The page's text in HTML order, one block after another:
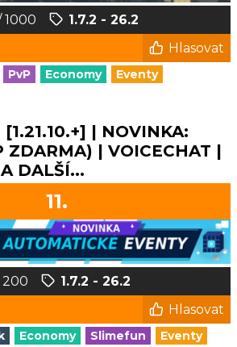
1000
1.7.2 - 26.2
Hlasovat
PvP Economy Eventy
| NOVINKA:
ZDARMA) | VOICECHAT |
DALŠÍ...
11.
200
1.7.2 - 26.2
Hlasovat
Economy Slimefun Eventy